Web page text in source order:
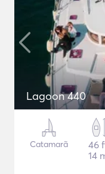
Lagoon 440
Catamarã
46
14